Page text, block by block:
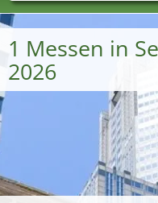
1 Messen in
2026
Messenamen
Dienstleisterbranchen